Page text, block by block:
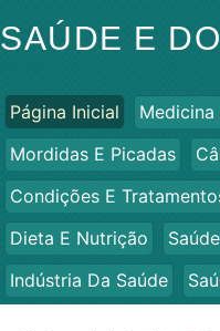
SAÚDE E
Página Inicial
Mordidas E Picadas
Condições E
Dieta E Nutrição
Indústria Da Saúde